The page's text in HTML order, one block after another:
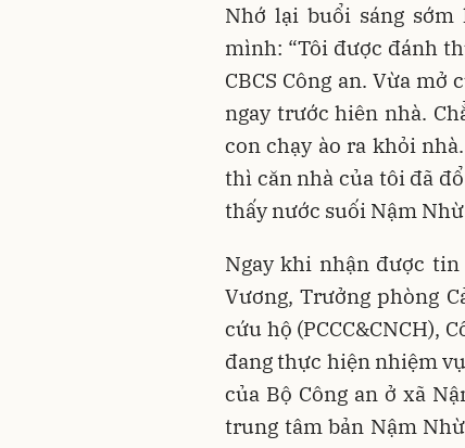
Nhớ lại buổi sáng sớm
mình: “Tôi được đánh
CBCS Công an. Vừa
ngay trước hiên nhà.
con chạy ào ra khỏi
thì căn nhà của tôi đã
thấy nước suối Nậm
Ngay khi nhận được
Vương, Trưởng phòng
cứu hộ (PCCC&CNCH),
đang thực hiện nhiệm
của Bộ Công an ở xã
trung tâm bản Nậm